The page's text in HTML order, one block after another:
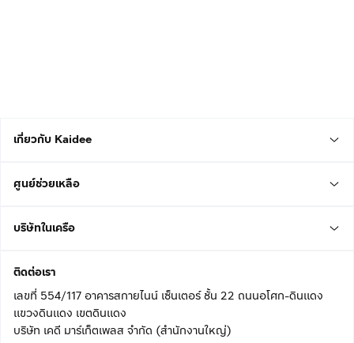
เกี่ยวกับ Kaidee
ศูนย์ช่วยเหลือ
บริษัทในเครือ
ติดต่อเรา
เลขที่ 554/117 อาคารสกายไนน์ เซ็นเตอร์ ชั้น 22 ถนนอโศก-ดินแดง
แขวงดินแดง เขตดินแดง
บริษัท เคดี มาร์เก็ตเพลส จำกัด (สำนักงานใหญ่)